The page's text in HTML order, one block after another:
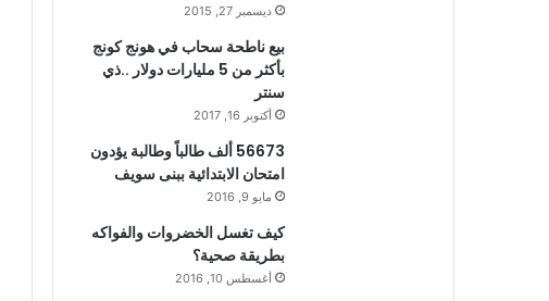
ديسمبر 27, 2015
بيع ناطحة سحاب في هونج كونج
بأكثر من 5 مليارات دولار ..ذي
سنتر
أكتوبر 16, 2017
56673 ألف طالباً وطالبة يؤدون
امتحان الابتدائية ببنى سويف
مايو 9, 2016
كيف تغسل الخضروات والفواكه
بطريقة صحية؟
أغسطس 10, 2016